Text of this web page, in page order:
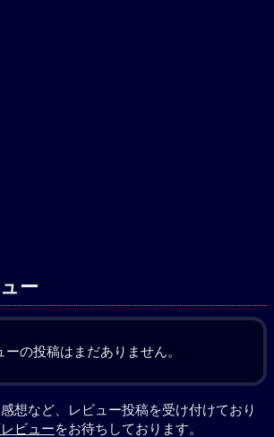
ー
ーの投稿はまだありません。
感想など、レビュー投稿を受け付けており
ビューをお待ちしております。